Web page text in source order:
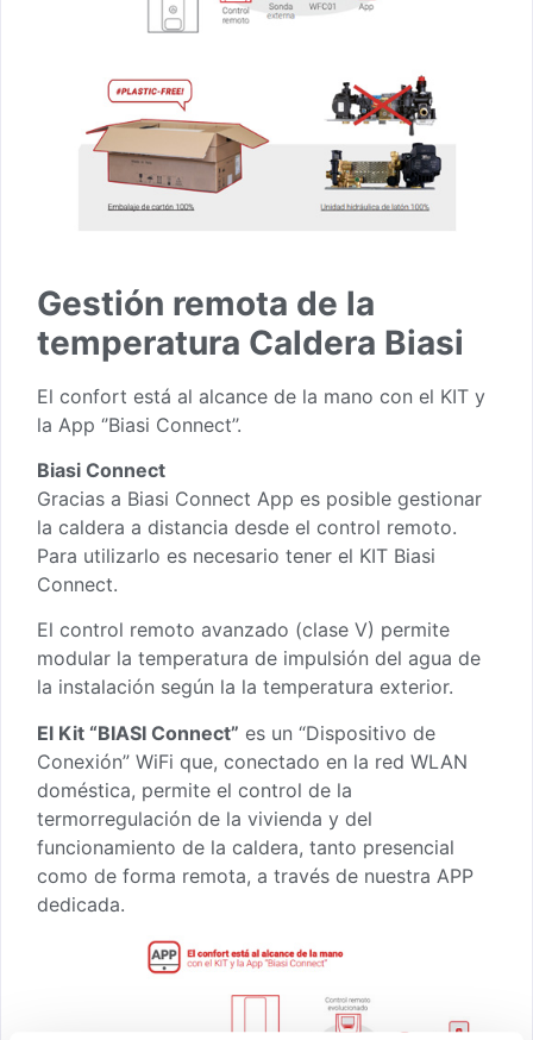
Gestión remota de la
temperatura Caldera Biasi
El confort está al alcance de la mano con el KIT y
la App ‘’Biasi Connect’’.
Biasi Connect
Gracias a Biasi Connect App es posible gestionar
la caldera a distancia desde el control remoto.
Para utilizarlo es necesario tener el KIT Biasi
Connect.
El control remoto avanzado (clase V) permite
modular la temperatura de impulsión del agua de
la instalación según la la temperatura exterior.
El Kit “BIASI Connect” es un “Dispositivo de
Conexión” WiFi que, conectado en la red WLAN
doméstica, permite el control de la
termorregulación de la vivienda y del
funcionamiento de la caldera, tanto presencial
como de forma remota, a través de nuestra APP
dedicada.